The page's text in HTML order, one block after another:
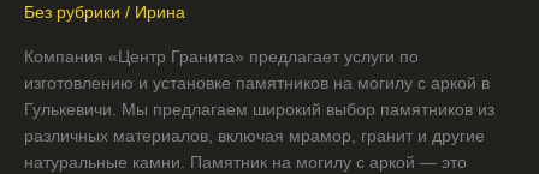
Без рубрики / Ирина
Компания «Центр Гранита» предлагает услуги по
изготовлению и установке памятников на могилу с аркой в
Гулькевичи. Мы предлагаем широкий выбор памятников из
различных материалов, включая мрамор, гранит и другие
натуральные камни. Памятник на могилу с аркой — это
аркой
Гулькевичи